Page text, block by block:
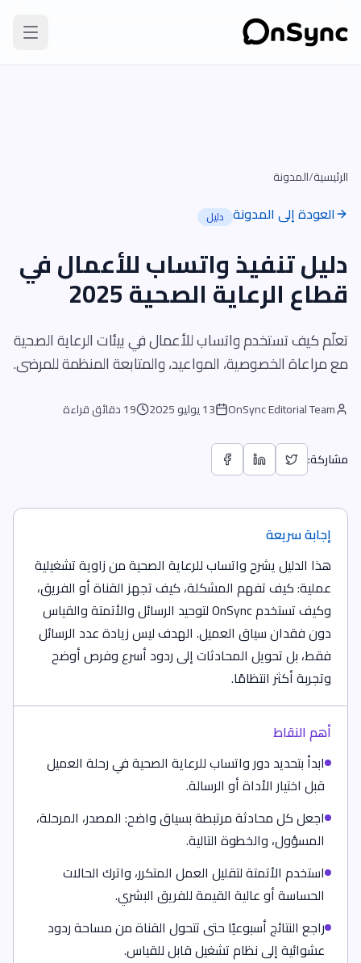
الرئيسية/المدونة
العودة إلى المدونة دليل
دليل تنفيذ واتساب للأعمال في
قطاع الرعاية الصحية 2025
تعلّم كيف تستخدم واتساب للأعمال في بيئات الرعاية الصحية
مع مراعاة الخصوصية، المواعيد، والمتابعة المنظمة للمرضى.
OnSync Editorial Team 13 يوليو 2025 19 دقائق قراءة
مشاركة:
إجابة سريعة
هذا الدليل يشرح واتساب للرعاية الصحية من زاوية تشغيلية
عملية: كيف تفهم المشكلة، كيف تجهز القناة أو الفريق،
وكيف تستخدم OnSync لتوحيد الرسائل والأتمتة والقياس
دون فقدان سياق العميل. الهدف ليس زيادة عدد الرسائل
فقط، بل تحويل المحادثات إلى ردود أسرع وفرص أوضح
وتجربة أكثر انتظامًا.
أهم النقاط
ابدأ بتحديد دور واتساب للرعاية الصحية في رحلة العميل
قبل اختيار الأداة أو الرسالة.
اجعل كل محادثة مرتبطة بسياق واضح: المصدر، المرحلة،
المسؤول، والخطوة التالية.
استخدم الأتمتة لتقليل العمل المتكرر، واترك الحالات
الحساسة أو عالية القيمة للفريق البشري.
راجع النتائج أسبوعيًا حتى تتحول القناة من مساحة ردود
عشوائية إلى نظام تشغيل قابل للقياس.